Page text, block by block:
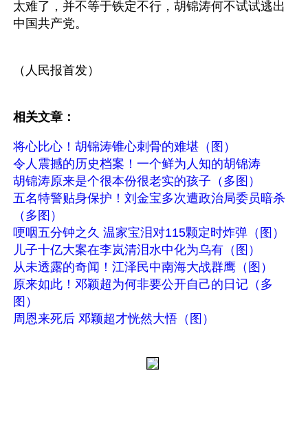
太难了，并不等于铁定不行，胡锦涛何不试试逃出
中国共产党。
（人民报首发）
相关文章：
将心比心！胡锦涛锥心刺骨的难堪（图）
令人震撼的历史档案！一个鲜为人知的胡锦涛
胡锦涛原来是个很本份很老实的孩子（多图）
五名特警贴身保护！刘金宝多次遭政治局委员暗杀
（多图）
哽咽五分钟之久 温家宝泪对115颗定时炸弹（图）
儿子十亿大案在李岚清泪水中化为乌有（图）
从未透露的奇闻！江泽民中南海大战群鹰（图）
原来如此！邓颖超为何非要公开自己的日记（多
图）
周恩来死后 邓颖超才恍然大悟（图）